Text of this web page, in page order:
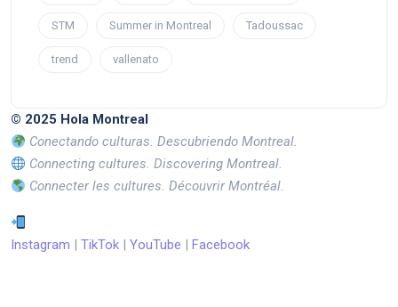
STM Summer in Montreal Tadoussac
trend vallenato
© 2025 Hola Montreal
Conectando culturas. Descubriendo Montreal.
Connecting cultures. Discovering Montreal.
Connecter les cultures. Découvrir Montréal.
Instagram | TikTok | YouTube | Facebook